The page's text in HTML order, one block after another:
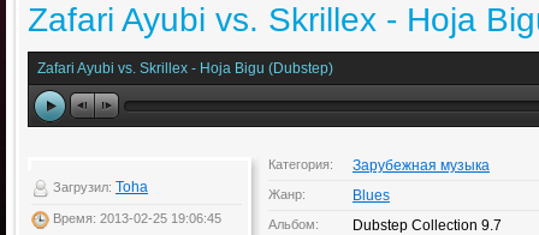
Zafari Ayubi vs. Skrillex - Hoja
Zafari Ayubi vs. Skrillex - Hoja Bigu (Dubstep)
Загрузил: Toha
Время: 2013-02-25 19:06:45
Категория: Зарубежная музыка
Жанр: Blues
Альбом: Dubstep Collection 9.7